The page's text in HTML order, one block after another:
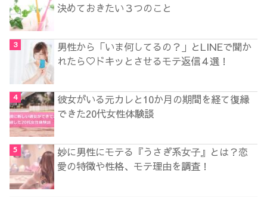
決めておきたい３つのこと
男性から「いま何してるの？」とLINEで聞か
れたら♡ドキッとさせるモテ返信４選！
彼女がいる元カレと10か月の期間を経て復縁
できた20代女性体験談
妙に男性にモテる『うさぎ系女子』とは？恋
愛の特徴や性格、モテ理由を調査！